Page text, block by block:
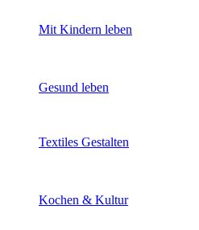
Mit Kindern leben
Gesund leben
Textiles Gestalten
Kochen & Kultur